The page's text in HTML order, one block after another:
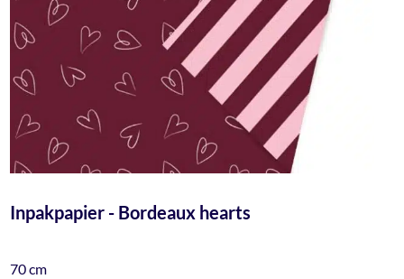
Inpakpapier - Bordeaux hearts
70 cm